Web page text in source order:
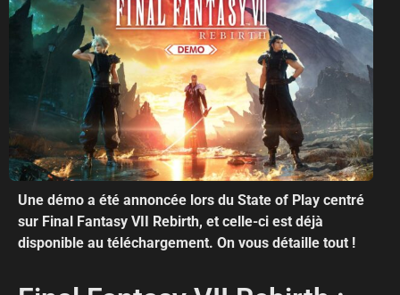
Une démo a été annoncée lors du State of Play centré
sur Final Fantasy VII Rebirth, et celle-ci est déjà
disponible au téléchargement. On vous détaille tout !